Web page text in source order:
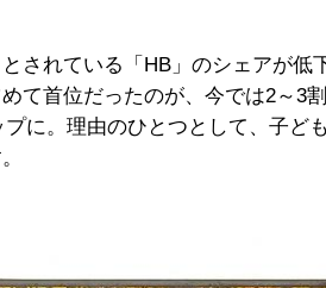
されている「HB」のシェアが低
て首位だったのが、今では2～3
に。理由のひとつとして、子ど